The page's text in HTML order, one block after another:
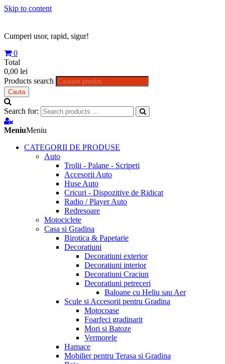
Skip to content
Cumperi usor, rapid, sigur!
0
Total
0,00 lei
Products search
Cauta
Search for:
MeniuMeniu
CATEGORII DE PRODUSE
Auto
Trolii - Palane - Scripeti
Accesorii Auto
Huse Auto
Cricuri - Dispozitive de Ridicat
Radio / Player Auto
Redresoare
Motociclete
Casa si Gradina
Birotica & Papetarie
Decoratiuni
Decoratiuni exterior
Decoratiuni interior
Decoratiuni Craciun
Decoratiuni petreceri
Baloane cu Heliu sau Aer
Scule si Accesorii pentru Gradina
Motocoase
Foarfeci gradinarit
Mori si Batoze
Vermorele
Hamace
Mobilier pentru Terasa si Gradina